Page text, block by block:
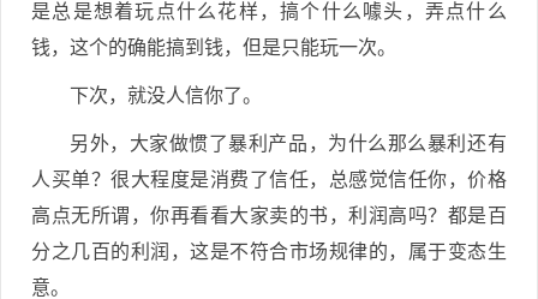
是总是想着玩点什么花样，搞个什么噱头，弄点什么
钱，这个的确能搞到钱，但是只能玩一次。
下次，就没人信你了。
另外，大家做惯了暴利产品，为什么那么暴利还有
人买单？很大程度是消费了信任，总感觉信任你，价格
高点无所谓，你再看看大家卖的书，利润高吗？都是百
分之几百的利润，这是不符合市场规律的，属于变态生
意。